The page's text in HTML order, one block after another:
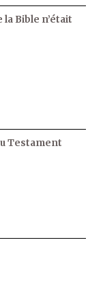
la Bible n’était
Testament